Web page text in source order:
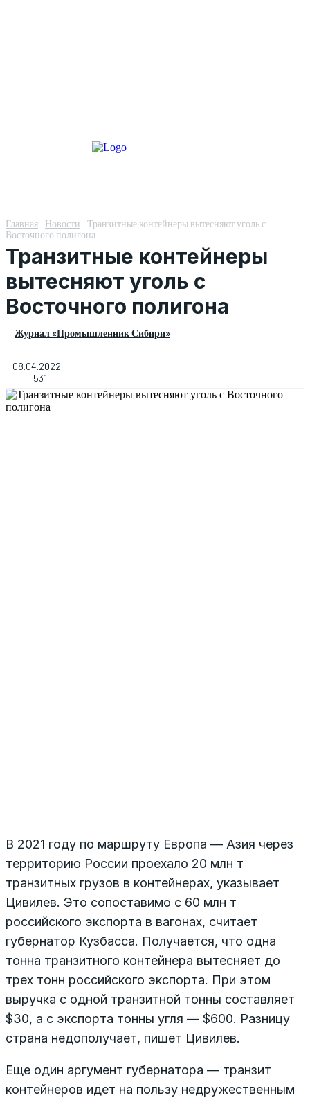
Главная Новости
Транзитные контейнеры вытесняют уголь с
Восточного полигона
Транзитные контейнеры
вытесняют уголь с
Восточного полигона
Журнал «Промышленник Сибири»
08.04.2022
531
В 2021 году по маршруту Европа — Азия через
территорию России проехало 20 млн т
транзитных грузов в контейнерах, указывает
Цивилев. Это сопоставимо с 60 млн т
российского экспорта в вагонах, считает
губернатор Кузбасса. Получается, что одна
тонна транзитного контейнера вытесняет до
трех тонн российского экспорта. При этом
выручка с одной транзитной тонны составляет
$30, а с экспорта тонны угля — $600. Разницу
страна недополучает, пишет Цивилев.
Еще один аргумент губернатора — транзит
контейнеров идет на пользу недружественным